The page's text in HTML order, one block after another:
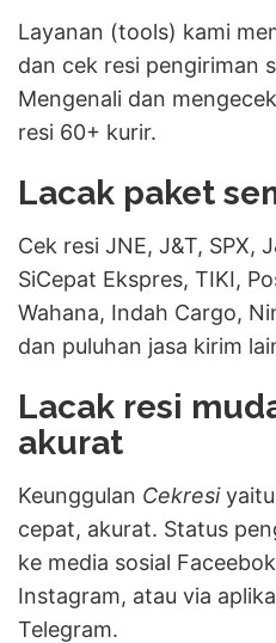
Layanan (tools) kami
dan cek resi pengiriman
Mengenali dan
resi 60+ kurir.
Lacak paket
Cek resi JNE, J&T, SPX,
SiCepat Ekspres, TIKI,
Wahana, Indah Cargo,
dan puluhan jasa kirim
Lacak resi
akurat
Keunggulan Cekresiyaitu
cepat, akurat. Status
ke media sosial
Instagram, atau via
Telegram.